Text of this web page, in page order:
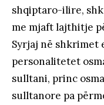
shqiptaro-ilire,
me mjaft lajthitje
Syrjaj në shkrimet
personalitetet
sulltani, princ
sulltanore pa